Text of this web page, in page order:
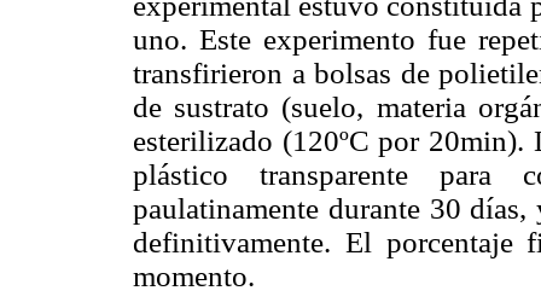
uno. Este experimento fue
transfirieron a bolsas de
de sustrato (suelo, materia
esterilizado (120ºC por 20min).
plástico transparente para
paulatinamente durante 30
definitivamente. El porcentaje
momento.